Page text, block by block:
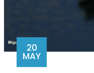
20
MAY